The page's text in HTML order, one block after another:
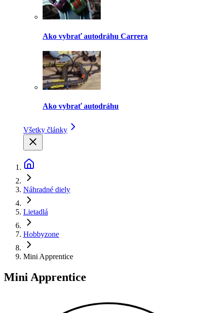
Ako vybrať autodráhu Carrera
Ako vybrať autodráhu
Všetky články
Náhradné diely
Lietadlá
Hobbyzone
Mini Apprentice
Mini Apprentice